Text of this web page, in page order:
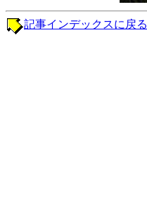
記事インデックスに戻る